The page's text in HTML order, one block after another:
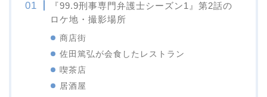
『99.9刑事専門弁護士シーズン1』第2話の
ロケ地・撮影場所
商店街
佐田篤弘が会食したレストラン
喫茶店
居酒屋